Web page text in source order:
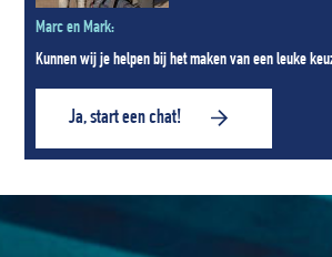
Marc en Mark:
Kunnen wij je helpen bij het maken van een leuke
Ja, start een chat!